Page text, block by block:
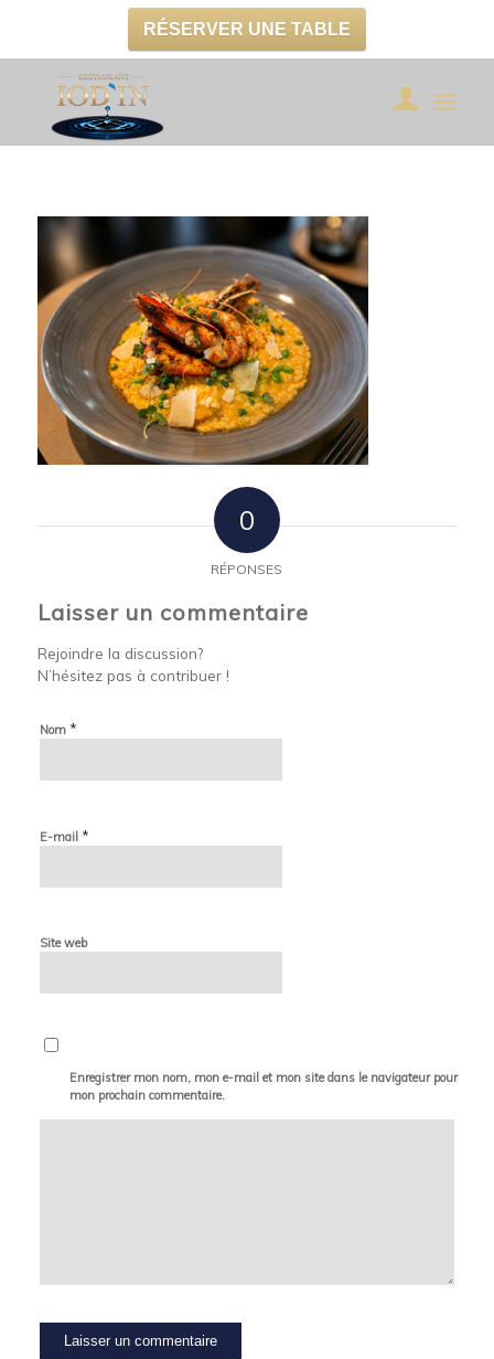
RÉSERVER UNE TABLE
0
RÉPONSES
Laisser un commentaire
Rejoindre la discussion?
N’hésitez pas à contribuer !
Nom *
E-mail *
Site web
Enregistrer mon nom, mon e-mail et mon site dans le navigateur pour
mon prochain commentaire.